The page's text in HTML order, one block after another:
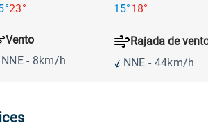
23°
15°18°
Vento
NNE - 8km/h
Rajada de
NNE - 44km/h